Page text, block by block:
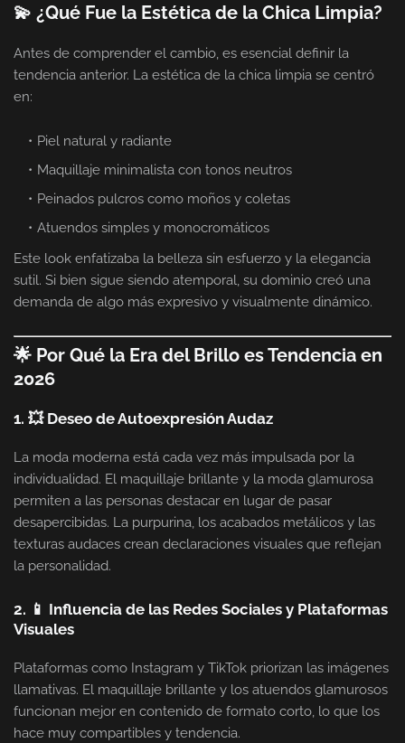
💫 ¿Qué Fue la Estética de la Chica Limpia?
Antes de comprender el cambio, es esencial definir la
tendencia anterior. La estética de la chica limpia se centró
en:
Piel natural y radiante
Maquillaje minimalista con tonos neutros
Peinados pulcros como moños y coletas
Atuendos simples y monocromáticos
Este look enfatizaba la belleza sin esfuerzo y la elegancia
sutil. Si bien sigue siendo atemporal, su dominio creó una
demanda de algo más expresivo y visualmente dinámico.
🌟 Por Qué la Era del Brillo es Tendencia en
2026
1. 💥 Deseo de Autoexpresión Audaz
La moda moderna está cada vez más impulsada por la
individualidad. El maquillaje brillante y la moda glamurosa
permiten a las personas destacar en lugar de pasar
desapercibidas. La purpurina, los acabados metálicos y las
texturas audaces crean declaraciones visuales que reflejan
la personalidad.
2. 📱 Influencia de las Redes Sociales y Plataformas
Visuales
Plataformas como Instagram y TikTok priorizan las imágenes
llamativas. El maquillaje brillante y los atuendos glamurosos
funcionan mejor en contenido de formato corto, lo que los
hace muy compartibles y tendencia.